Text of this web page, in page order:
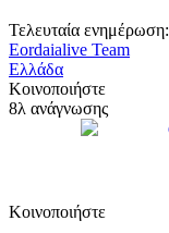
Τελευταία
Eordaialive Team
Ελλάδα
Κοινοποιήστε
8λ ανάγνωσης
Κοινοποιήστε